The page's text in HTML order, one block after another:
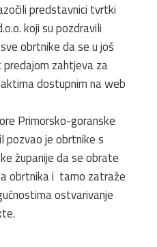
predstavnici tvrtki
koji su pozdravili
obrtnike da se u još
predajom zahtjeva za
dostupnim na web
Primorsko-goranske
pozvao je obrtnike s
županije da se obrate
obrtnika i tamo zatraže
ostvarivanje